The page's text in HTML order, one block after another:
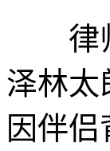
律师
泽林太
因伴